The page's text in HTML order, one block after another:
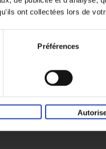
ont collectées lors de
Préférences
Société
Qui sommes-nous?